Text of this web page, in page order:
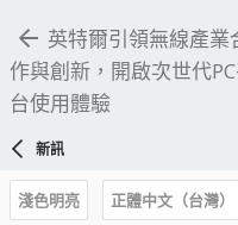
英特爾引領無線產業
作與創新，開啟次世代
台使用體驗
新訊
淺色明亮
正體中文（台灣）